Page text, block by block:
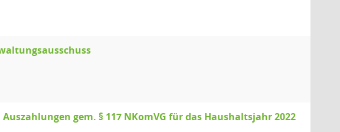
gem. § 117 NKomVG für das Haushaltsjahr 2022